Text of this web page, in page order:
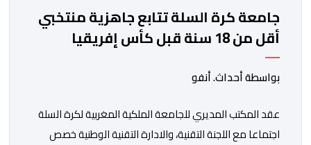
جامعة كرة السلة تتابع جاهزية منتخبي
أقل من 18 سنة قبل كأس إفريقيا
بواسطة أحداث. أنفو
عقد المكتب المديري للجامعة الملكية المغربية لكرة السلة
اجتماعا مع اللجنة التقنية، والادارة التقنية الوطنية خصص